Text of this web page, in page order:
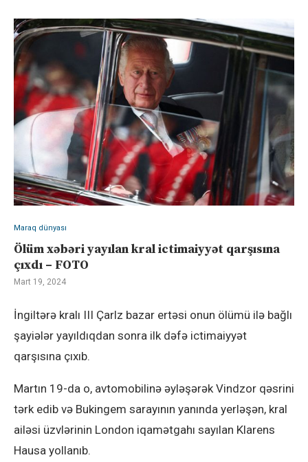
Maraq dünyası
Ölüm xəbəri yayılan kral ictimaiyyət qarşısına
çıxdı – FOTO
Mart 19, 2024
İngiltərə kralı III Çarlz bazar ertəsi onun ölümü ilə bağlı
şayiələr yayıldıqdan sonra ilk dəfə ictimaiyyət
qarşısına çıxıb.
Martın 19-da o, avtomobilinə əyləşərək Vindzor qəsrini
tərk edib və Bukingem sarayının yanında yerləşən, kral
ailəsi üzvlərinin London iqamətgahı sayılan Klarens
Hausa yollanıb.